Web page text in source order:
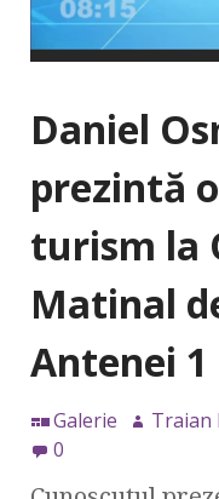
Daniel
prezintă
turism la
Matinal
Antenei 1
Galerie Traian
0